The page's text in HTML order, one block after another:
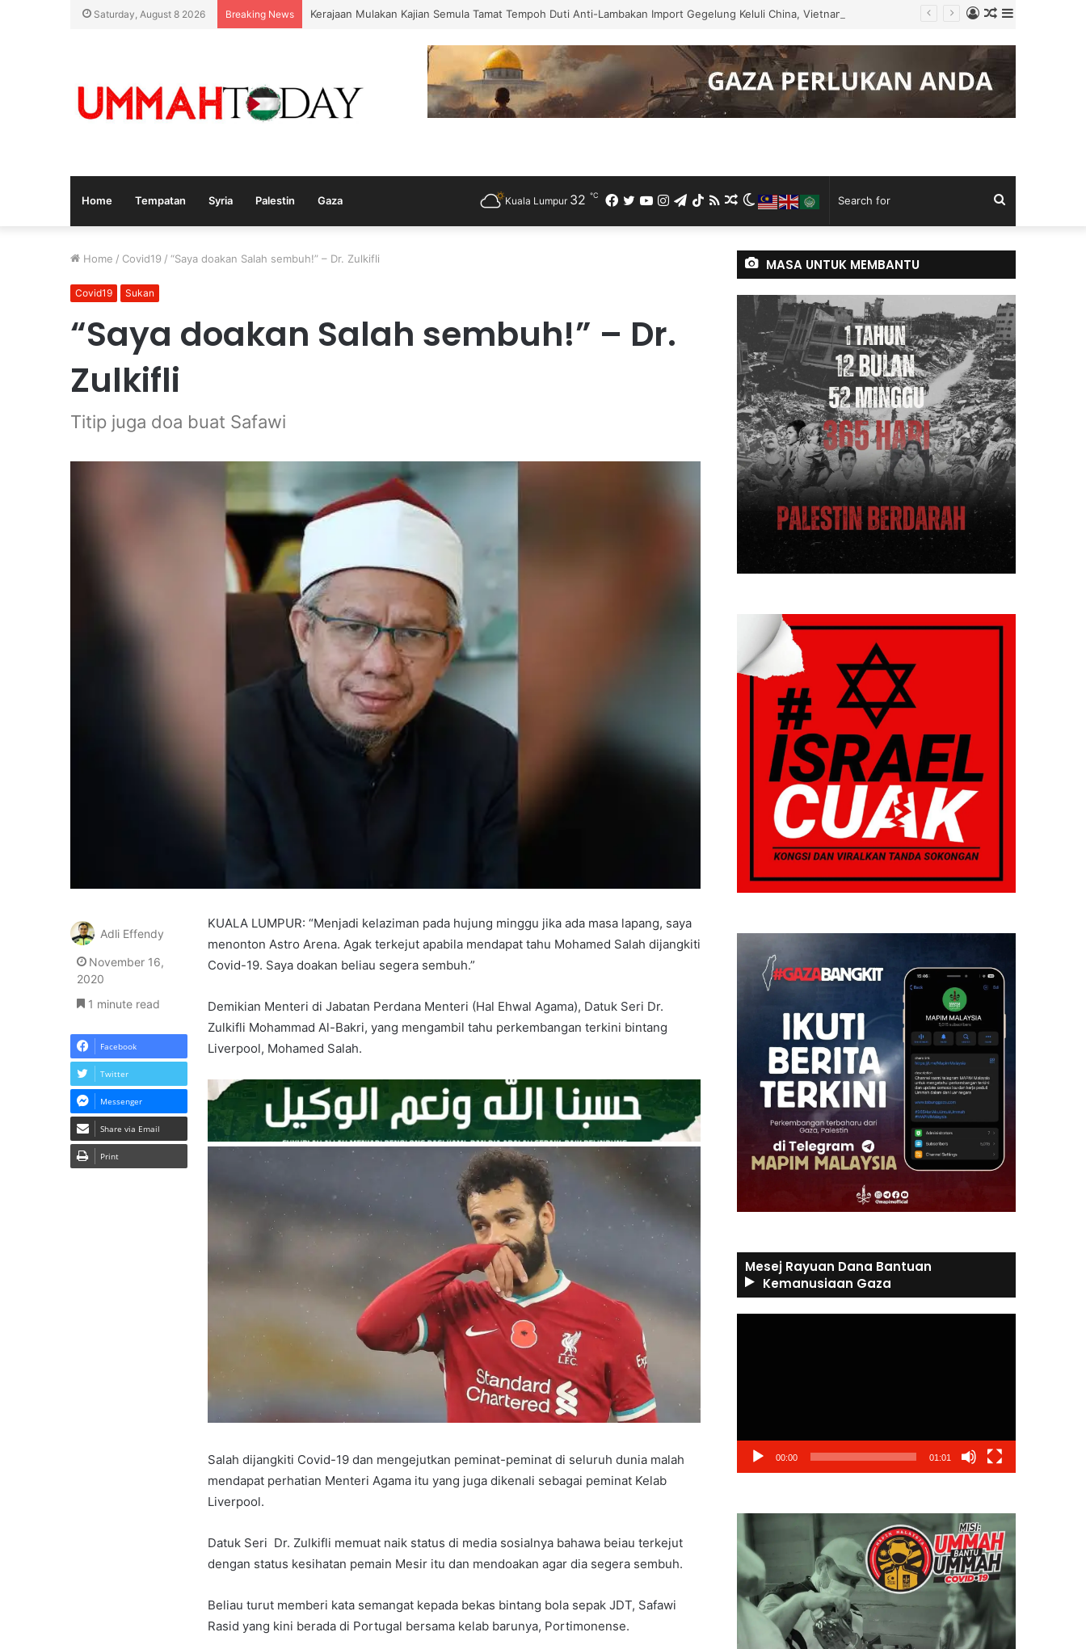
Saturday, August 8 2026 Breaking News Kerajaan Mulakan Kajian Semula Tamat Tempoh Duti Anti-Lambakan Import Gegelung Keluli China, Vietnam
Random
Article
Log
In
Home Tempatan Syria Palestin Gaza
for
Switch
skin
Random
Article
RSS
TikTok
Telegram
Instagram
YouTube
Twitter
Facebook
Kuala Lumpur 32 ℃
Home / Covid19 / “Saya doakan Salah sembuh!” – Dr. Zulkifli
Covid19 Sukan
“Saya doakan Salah sembuh!” – Dr.
Zulkifli
Titip juga doa buat Safawi
KUALA LUMPUR: “Menjadi kelaziman pada hujung minggu jika ada masa lapang, saya
menonton Astro Arena. Agak terkejut apabila mendapat tahu Mohamed Salah dijangkiti
Covid-19. Saya doakan beliau segera sembuh.”
Demikian Menteri di Jabatan Perdana Menteri (Hal Ehwal Agama), Datuk Seri Dr.
Zulkifli Mohammad Al-Bakri, yang mengambil tahu perkembangan terkini bintang
Liverpool, Mohamed Salah.
Salah dijangkiti Covid-19 dan mengejutkan peminat-peminat di seluruh dunia malah
mendapat perhatian Menteri Agama itu yang juga dikenali sebagai peminat Kelab
Liverpool.
Datuk Seri Dr. Zulkifli memuat naik status di media sosialnya bahawa beiau terkejut
dengan status kesihatan pemain Mesir itu dan mendoakan agar dia segera sembuh.
Beliau turut memberi kata semangat kepada bekas bintang bola sepak JDT, Safawi
Rasid yang kini berada di Portugal bersama kelab barunya, Portimonense.
Adli Effendy
November 16,
2020
1 minute read
Facebook
Twitter
Messenger
Share via Email
Print
MASA UNTUK MEMBANTU
Mesej Rayuan Dana Bantuan
Kemanusiaan Gaza
00:00 01:01